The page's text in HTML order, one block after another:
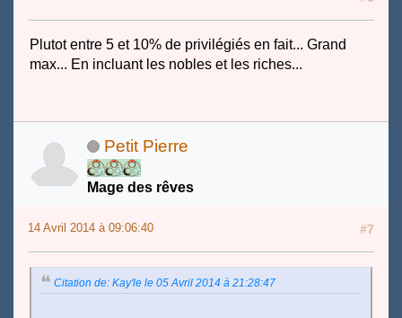
Plutot entre 5 et 10% de privilégiés en fait... Grand
max... En incluant les nobles et les riches...
Petit Pierre
Mage des rêves
14 Avril 2014 à 09:06:40 #7
Citation de: Kay'le le 05 Avril 2014 à 21:28:47